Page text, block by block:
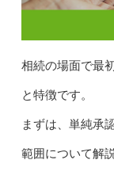
相続の場面で最
と特徴です。
まずは、単純承
範囲について解